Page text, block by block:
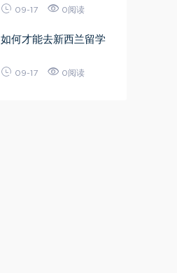
09-17 0阅读
如何才能去新西兰留学
09-17 0阅读